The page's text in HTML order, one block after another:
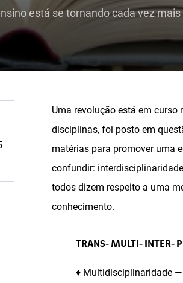
está se tornando cada vez
Uma revolução está em curso
disciplinas, foi posto em
matérias para promover uma
confundir:
todos dizem respeito a uma
conhecimento.
TRANS- MULTI- INTER-
♦ Multidisciplinaridade